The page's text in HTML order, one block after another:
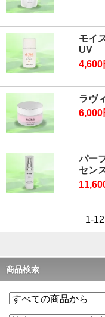
モイ
UV
4,600
ラヴ
6,000
パー
セン
1-
商品検索